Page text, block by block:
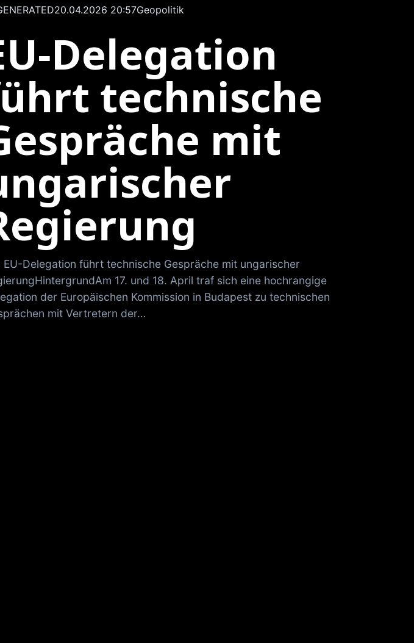
20.04.2026 20:57Geopolitik
Delegation
technische
mit
EU-Delegation führt technische Gespräche mit ungarischer
17. und 18. April traf sich eine hochrangige
der Europäischen Kommission in Budapest zu technischen
mit Vertretern der…